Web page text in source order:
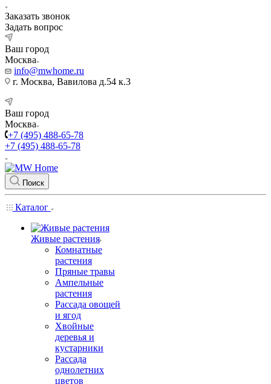
Заказать звонок
Задать вопрос
Ваш город
Москва
info@mwhome.ru
г. Москва, Вавилова д.54 к.3
Ваш город
Москва
+7 (495) 488-65-78
+7 (495) 488-65-78
Поиск
Каталог
Живые растения
Комнатные
растения
Пряные травы
Ампельные
растения
Рассада овощей
и ягод
Хвойные
деревья и
кустарники
Рассада
однолетних
цветов